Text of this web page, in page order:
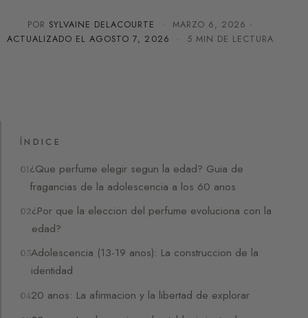
POR SYLVAINE DELACOURTE · MARZO 6, 2026 ·
ACTUALIZADO ELAGOSTO 7, 2026 · 5 MIN DE LECTURA
ÍNDICE
¿Que perfume elegir segun la edad? Guia de
fragancias de la adolescencia a los 60 anos
¿Por que la eleccion del perfume evoluciona con la
edad?
Adolescencia (13-19 anos): La construccion de la
identidad
20 anos: La afirmacion y la libertad de explorar